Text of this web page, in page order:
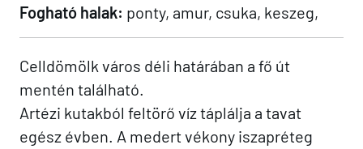
Fogható halak: ponty, amur, csuka, keszeg,
Celldömölk város déli határában a fő út
mentén található.
Artézi kutakból feltörő víz táplálja a tavat
egész évben. A medert vékony iszapréteg